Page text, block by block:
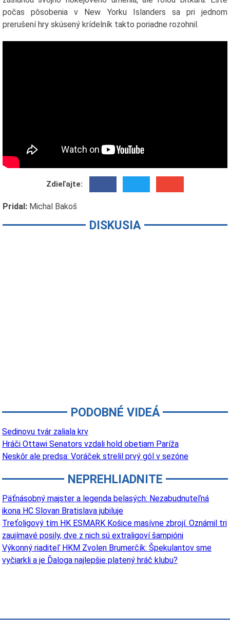
počas pôsobenia v New Yorku Islanders sa pri jednom
prerušení hry skúsený krídelník takto poriadne rozohnil.
Zdieľajte:
Pridal: Michal Bakoš
DISKUSIA
PODOBNÉ VIDEÁ
Sedinovu tvár zaliala krv
Hráči Ottawi Senators vzdali hold obetiam Paríža
Neskôr ale predsa: Voráček strelil prvý gól v sezóne
NEPREHLIADNITE
Päťnásobný majster a legenda belasých: Nezabudnuteľná
ikona HC Slovan Bratislava jubiluje
Treťoligový tím HK ESMARK Košice masívne zbrojí. Oznámil tri
zaujímavé posily, dve z nich sú extraligoví šampióni
Výkonný riaditeľ HKM Zvolen Brumerčík: Špekulantov sme
vyčiarkli a je Ďaloga najlepšie platený hráč klubu?